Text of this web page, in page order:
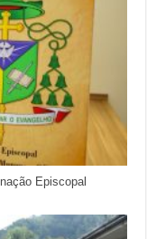
Episcopal